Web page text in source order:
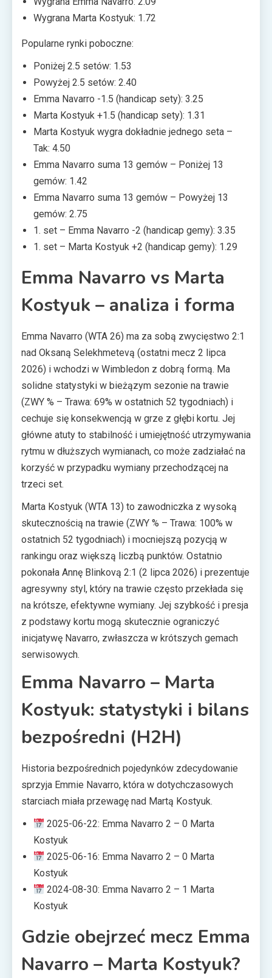
Wygrana Marta Kostyuk: 1.72
Popularne rynki poboczne:
Poniżej 2.5 setów: 1.53
Powyżej 2.5 setów: 2.40
Emma Navarro -1.5 (handicap sety): 3.25
Marta Kostyuk +1.5 (handicap sety): 1.31
Marta Kostyuk wygra dokładnie jednego seta –
Tak: 4.50
Emma Navarro suma 13 gemów – Poniżej 13
gemów: 1.42
Emma Navarro suma 13 gemów – Powyżej 13
gemów: 2.75
1. set – Emma Navarro -2 (handicap gemy): 3.35
1. set – Marta Kostyuk +2 (handicap gemy): 1.29
Emma Navarro vs Marta
Kostyuk – analiza i forma
Emma Navarro (WTA 26) ma za sobą zwycięstwo 2:1
nad Oksaną Selekhmetevą (ostatni mecz 2 lipca
2026) i wchodzi w Wimbledon z dobrą formą. Ma
solidne statystyki w bieżązym sezonie na trawie
(ZWY % – Trawa: 69% w ostatnich 52 tygodniach) i
cechuje się konsekwencją w grze z głębi kortu. Jej
główne atuty to stabilność i umiejętność utrzymywania
rytmu w dłuższych wymianach, co może zadziałać na
korzyść w przypadku wymiany przechodzącej na
trzeci set.
Marta Kostyuk (WTA 13) to zawodniczka z wysoką
skutecznością na trawie (ZWY % – Trawa: 100% w
ostatnich 52 tygodniach) i mocniejszą pozycją w
rankingu oraz większą liczbą punktów. Ostatnio
pokonała Annę Blinkovą 2:1 (2 lipca 2026) i prezentuje
agresywny styl, który na trawie często przekłada się
na krótsze, efektywne wymiany. Jej szybkość i presja
z podstawy kortu mogą skutecznie ograniczyć
inicjatywę Navarrо, zwłaszcza w krótszych gemach
serwisowych.
Emma Navarro – Marta
Kostyuk: statystyki i bilans
bezpośredni (H2H)
Historia bezpośrednich pojedynków zdecydowanie
sprzyja Emmie Navarro, która w dotychczasowych
starciach miała przewagę nad Martą Kostyuk.
2025-06-22: Emma Navarro 2 – 0 Marta
Kostyuk
2025-06-16: Emma Navarro 2 – 0 Marta
Kostyuk
2024-08-30: Emma Navarro 2 – 1 Marta
Kostyuk
Gdzie obejrzeć mecz Emma
Navarro – Marta Kostyuk?